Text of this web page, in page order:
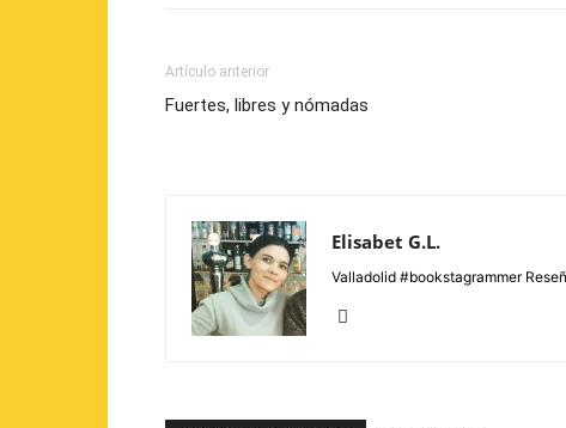
Artículo anterior
Fuertes, libres y nómadas
Elisabet G.L.
Valladolid #bookstagrammer